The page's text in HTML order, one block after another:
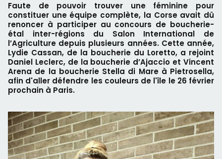
Faute de pouvoir trouver une féminine pour
constituer une équipe complète, la Corse avait dû
renoncer à participer au concours de boucherie-
étal inter-régions du Salon International de
l’Agriculture depuis plusieurs années. Cette année,
Lydie Cassan, de la boucherie du Loretto, a rejoint
Daniel Leclerc, de la boucherie d’Ajaccio et Vincent
Arena de la boucherie Stella di Mare à Pietrosella,
afin d'aller défendre les couleurs de l'île le 26 février
prochain à Paris.